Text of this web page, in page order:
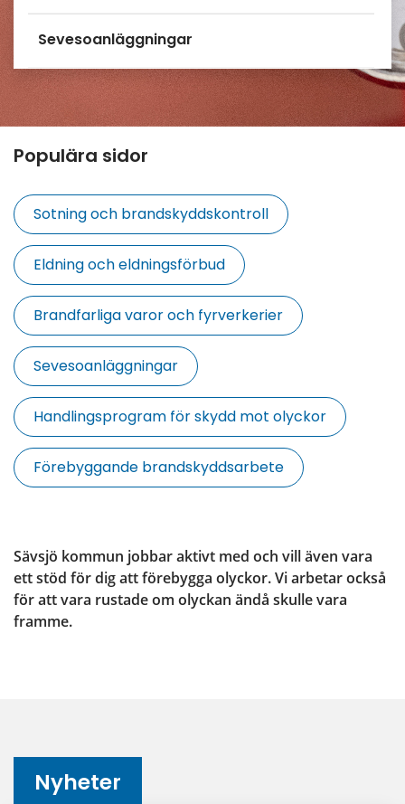
Sevesoanläggningar
Populära sidor
Sotning och brandskyddskontroll
Eldning och eldningsförbud
Brandfarliga varor och fyrverkerier
Sevesoanläggningar
Handlingsprogram för skydd mot olyckor
Förebyggande brandskyddsarbete
Sävsjö kommun jobbar aktivt med och vill även vara
ett stöd för dig att förebygga olyckor. Vi arbetar också
för att vara rustade om olyckan ändå skulle vara
framme.
Nyheter